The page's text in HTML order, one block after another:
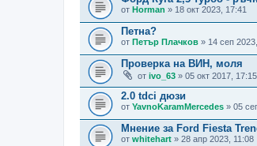
от Horman » 18 окт 2023, 17:41
Петна?
от Петър Плачков » 14 сеп
Проверка на ВИН, моля
от ivo_63 » 05 окт 2017, 17:15
2.0 tdci дюзи
от YavnoKaramMercedes » 05
Мнение за Ford Fiesta
от whitehart » 28 апр 2023, 11:08